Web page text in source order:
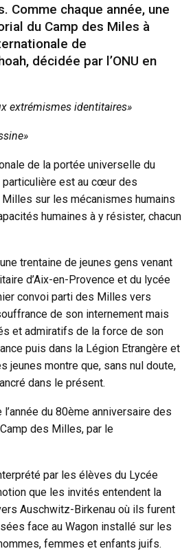
Comme chaque année, une
du Camp des Miles à
de
décidée par l’ONU en
extrémismes identitaires»
de la portée universelle du
est au cœur des
sur les mécanismes humains
humaines à y résister, chacun
trentaine de jeunes gens venant
d’Aix-en-Provence et du lycée
convoi parti des Milles vers
de son internement mais
et admiratifs de la force de son
puis dans la Légion Etrangère et
jeunes montre que, sans nul doute,
dans le présent.
du 80ème anniversaire des
des Milles, par le
par les élèves du Lycée
que les invités entendent la
Auschwitz-Birkenau où ils furent
face au Wagon installé sur les
femmes et enfants juifs.